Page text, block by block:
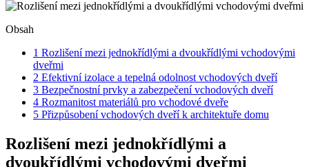
Obsah
1 Rozlišení mezi jednokřídlými a dvoukřídlými vchodovými
dveřmi
2 Efektivní izolace a tepelná odolnost vchodových dveří
3 Bezpečnostní prvky a zabezpečení vchodových dveří
4 Rozmanitost materiálů pro vchodové dveře
5 Přizpůsobení vchodových dveří k architektuře domu
Rozlišení mezi jednokřídlými a
dvoukřídlými vchodovými dveřmi